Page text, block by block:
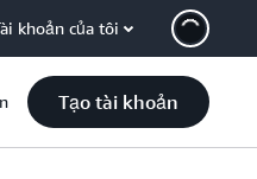
khoản của tôi
Tạo tài khoản